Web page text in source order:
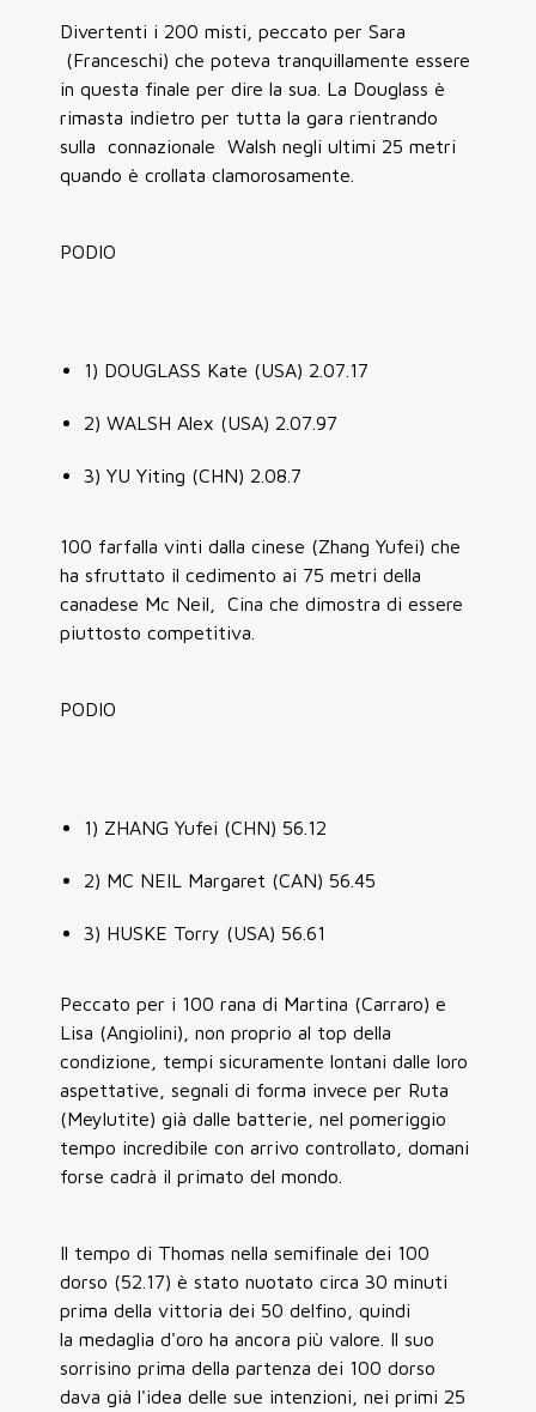
Divertenti i 200 misti, peccato per Sara
(Franceschi) che poteva tranquillamente essere
in questa finale per dire la sua. La Douglass è
rimasta indietro per tutta la gara rientrando
sulla connazionale Walsh negli ultimi 25 metri
quando è crollata clamorosamente.
PODIO
1) DOUGLASS Kate (USA) 2.07.17
2) WALSH Alex (USA) 2.07.97
3) YU Yiting (CHN) 2.08.7
100 farfalla vinti dalla cinese (Zhang Yufei) che
ha sfruttato il cedimento ai 75 metri della
canadese Mc Neil, Cina che dimostra di essere
piuttosto competitiva.
PODIO
1) ZHANG Yufei (CHN) 56.12
2) MC NEIL Margaret (CAN) 56.45
3) HUSKE Torry (USA) 56.61
Peccato per i 100 rana di Martina (Carraro) e
Lisa (Angiolini), non proprio al top della
condizione, tempi sicuramente lontani dalle loro
aspettative, segnali di forma invece per Ruta
(Meylutite) già dalle batterie, nel pomeriggio
tempo incredibile con arrivo controllato, domani
forse cadrà il primato del mondo.
Il tempo di Thomas nella semifinale dei 100
dorso (52.17) è stato nuotato circa 30 minuti
prima della vittoria dei 50 delfino, quindi
la medaglia d'oro ha ancora più valore. Il suo
sorrisino prima della partenza dei 100 dorso
dava già l'idea delle sue intenzioni, nei primi 25